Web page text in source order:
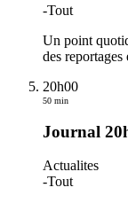
-Tout
Un point
des
20h00
50 min
Journal
Actualites
-Tout